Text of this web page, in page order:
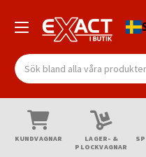
Sök
KUNDVAGNAR
LAGER- &
PLOCKVAGNAR